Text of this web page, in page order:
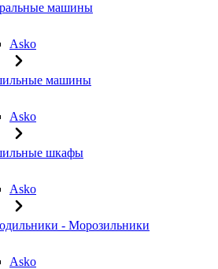
машины
Asko
машины
Asko
шкафы
Asko
- Морозильники
Asko